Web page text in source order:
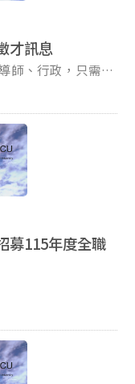
才訊息
師、行政，只需教
募115年度全職